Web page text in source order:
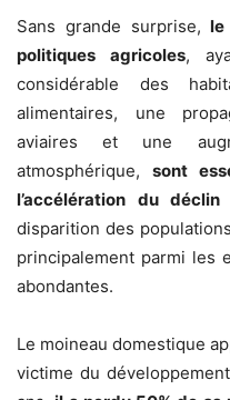
Sans grande surprise, le
politiques agricoles,
considérable des
alimentaires, une
aviaires et une
atmosphérique, sont
l’accélération du
disparition des
principalement parmi les
abondantes.
Le moineau domestique
victime du